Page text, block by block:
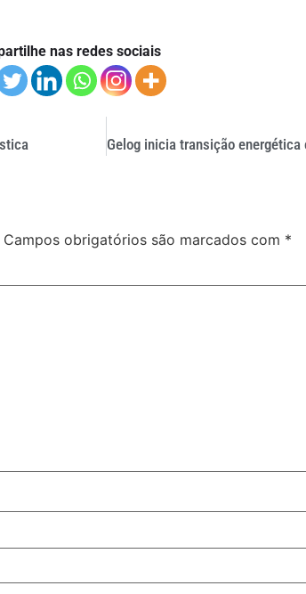
nas redes sociais
Campos obrigatórios são marcados com *